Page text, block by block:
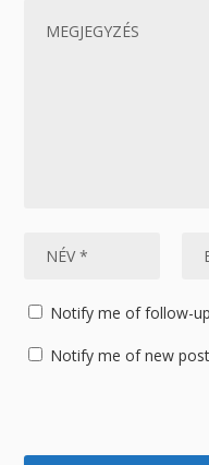
Notify me of follow-
Notify me of new